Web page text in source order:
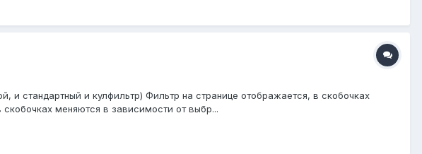
стандартный и кулфильтр) Фильтр на странице отображается, в скобочках
меняются в зависимости от выбр...